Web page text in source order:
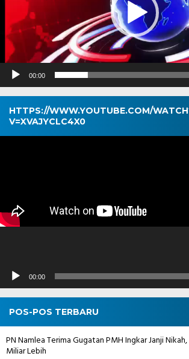
00:00
HTTPS://WWW.YOUTUBE.COM/
V=XVAJYCLC4X0
Pemutar
00:00
POS-POS TERBARU
PN Namlea Terima Gugatan PMH Ingkar Janji
Miliar Lebih